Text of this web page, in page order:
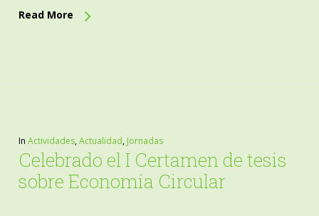
Read More
In Actividades,Actualidad, Jornadas
Celebrado el I Certamen de tesis
sobre Economía Circular